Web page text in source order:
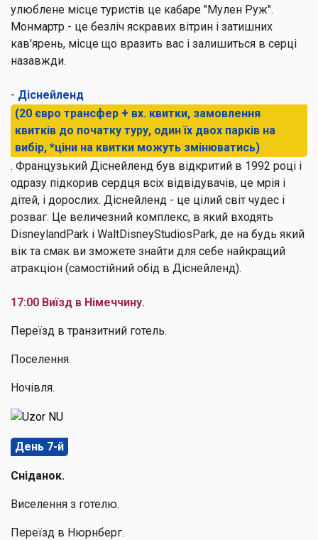
улюблене місце туристів це кабаре "Мулен Руж".
Монмартр - це безліч яскравих вітрин і затишних
кав'ярень, місце що вразить вас і залишиться в серці
назавжди.
- Діснейленд
(20 євро трансфер + вх. квитки, замовлення
квитків до початку туру, один їх двох парків на
вибір, *ціни на квитки можуть змінюватись)
. Французький Діснейленд був відкритий в 1992 році і
одразу підкорив сердця всіх відвідувачів, це мрія і
дітей, і дорослих. Діснейленд - це цілий світ чудес і
розваг. Це величезний комплекс, в який входять
DisneylandPark і WaltDisneyStudiosPark, де на будь який
вік та смак ви зможете знайти для себе найкращий
атракціон (самостійний обід в Діснейленд).
17:00 Виїзд в Німеччину.
Переїзд в транзитний готель.
Поселення.
Ночівля.
День 7-й
Сніданок.
Виселення з готелю.
Переїзд в Нюрнберг.